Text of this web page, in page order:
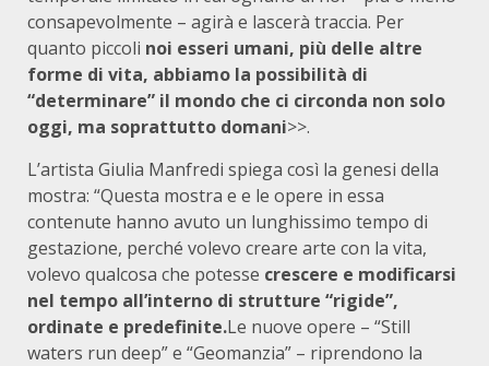
consapevolmente – agirà e lascerà traccia. Per
quanto piccoli noi esseri umani, più delle altre
forme di vita, abbiamo la possibilità di
“determinare” il mondo che ci circonda non solo
oggi, ma soprattutto domani>>.
L’artista Giulia Manfredi spiega così la genesi della
mostra: “Questa mostra e e le opere in essa
contenute hanno avuto un lunghissimo tempo di
gestazione, perché volevo creare arte con la vita,
volevo qualcosa che potesse crescere e modificarsi
nel tempo all’interno di strutture “rigide”,
ordinate e predefinite.Le nuove opere – “Still
waters run deep” e “Geomanzia” – riprendono la